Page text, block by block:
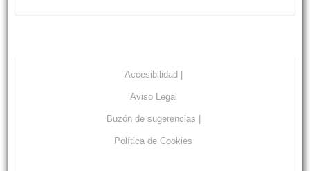
Accesibilidad |
Aviso Legal
Buzón de sugerencias |
Política de Cookies